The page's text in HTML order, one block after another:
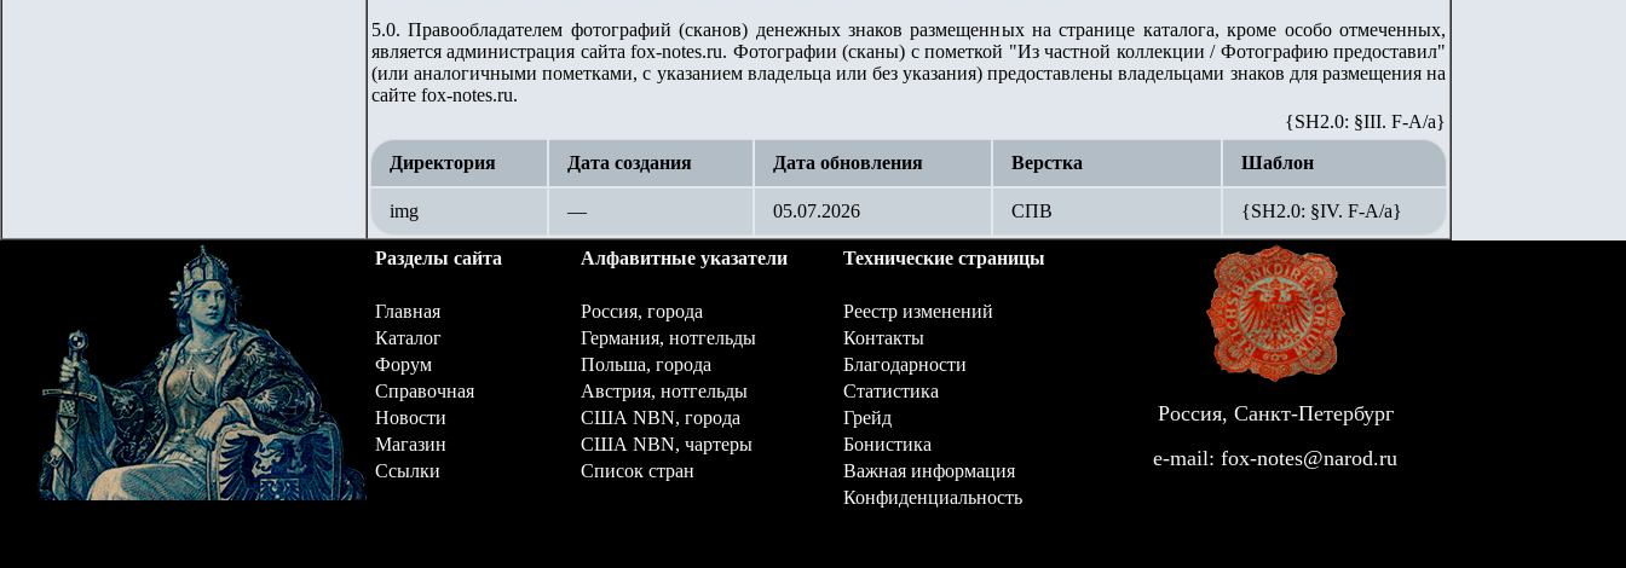
5.0. Правообладателем фотографий (сканов) денежных знаков размещенных на странице каталога, кроме особо отмеченных,
является администрация сайта fox-notes.ru. Фотографии (сканы) с пометкой "Из частной коллекции / Фотографию предоставил"
(или аналогичными пометками, с указанием владельца или без указания) предоставлены владельцами знаков для размещения на
сайте fox-notes.ru.
{SH2.0: §III. F-A/а}
Директория
Дата создания Дата обновления Верстка Шаблон
img — 05.07.2026 СПВ {SH2.0: §IV. F-А/а}
Разделы сайта Алфавитные указатели Технические страницы
Главная Россия, города
Реестр изменений
Каталог
Германия, нотгельды
Контакты
Форум
Польша, города
Благодарности
Справочная
Австрия, нотгельды
Статистика
Новости
США NBN, города
Грейд
Магазин
США NBN, чартеры
Бонистика
Ссылки
Список стран
Важная информация
Конфиденциальность
Россия, Санкт-Петербург
e-mail: fox-notes@narod.ru